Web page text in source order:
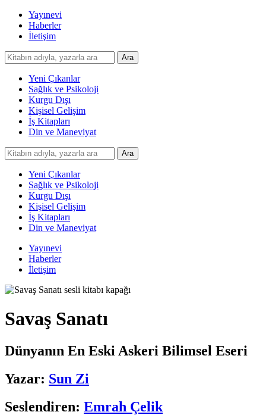
Yayınevi
Haberler
İletişim
Yeni Çıkanlar
Sağlık ve Psikoloji
Kurgu Dışı
Kişisel Gelişim
İş Kitapları
Din ve Maneviyat
Yeni Çıkanlar
Sağlık ve Psikoloji
Kurgu Dışı
Kişisel Gelişim
İş Kitapları
Din ve Maneviyat
Yayınevi
Haberler
İletişim
Savaş Sanatı
Dünyanın En Eski Askeri Bilimsel Eseri
Yazar: Sun Zi
Seslendiren: Emrah Çelik